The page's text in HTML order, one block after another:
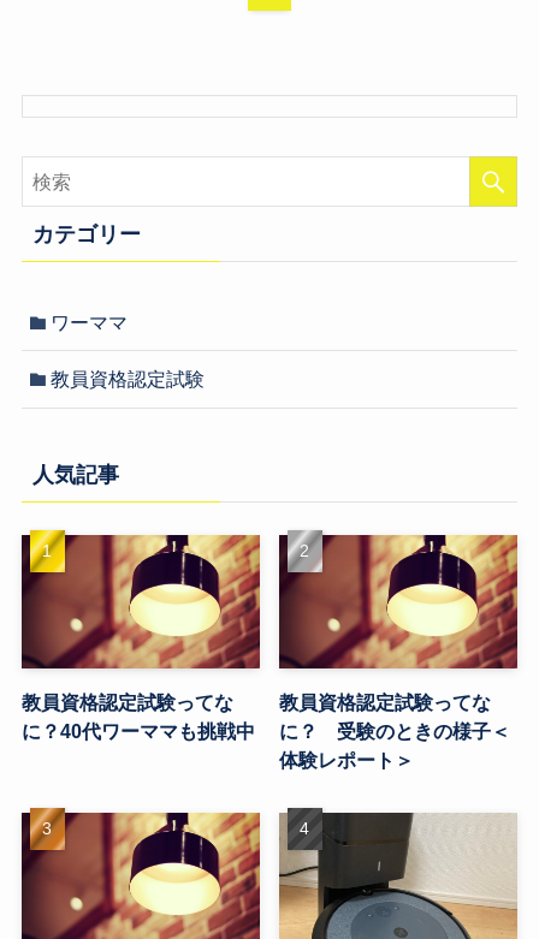
カテゴリー
ワーママ
教員資格認定試験
人気記事
教員資格認定試験ってな
に？40代ワーママも挑戦中
教員資格認定試験ってな
に？ 受験のときの様子＜
体験レポート＞